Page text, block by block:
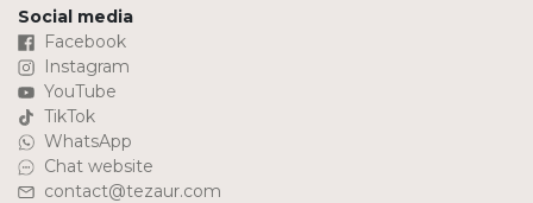
Social media
Facebook
Instagram
YouTube
TikTok
WhatsApp
Chat website
contact@tezaur.com